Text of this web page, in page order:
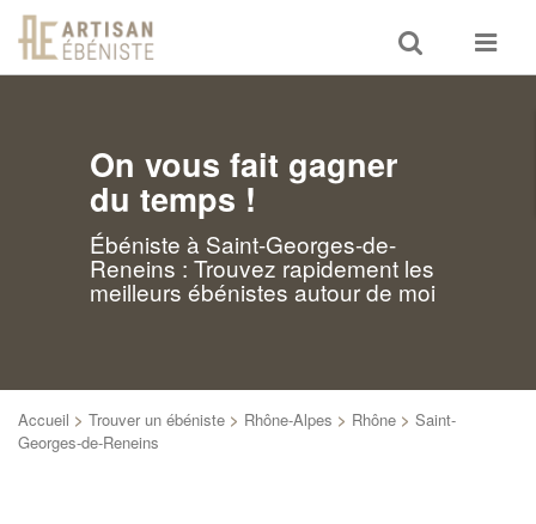
Toggle
search
Toggle
On vous fait gagner
du temps !
Ébéniste à Saint-Georges-de-
Reneins : Trouvez rapidement les
meilleurs ébénistes autour de moi
Accueil > Trouver un ébéniste > Rhône-Alpes > Rhône > Saint-
Georges-de-Reneins